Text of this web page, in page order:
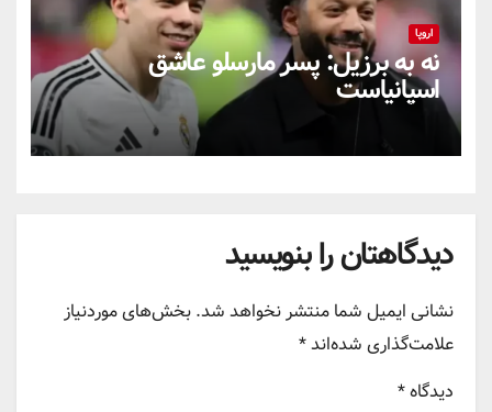
اروپا
نه به برزیل: پسر مارسلو عاشق
اسپانیاست
دیدگاهتان را بنویسید
نشانی ایمیل شما منتشر نخواهد شد. بخش‌های موردنیاز
علامت‌گذاری شده‌اند*
دیدگاه*